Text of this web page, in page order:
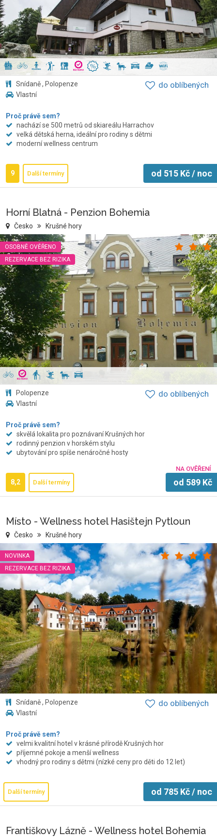
Snídaně , Polopenze
Vlastní
Proč právě sem?
nachází se 500 metrů od skiareálu Harrachov
velká dětská herna, ideální pro rodiny s dětmi
moderní wellness centrum
9 Další termíny od 515 Kč/ noc
do oblíbených
Horní Blatná - Penzion Bohemia
Česko Krušné hory
OSOBNĚ OVĚŘENO
REZERVACE BEZ RIZIKA
Polopenze
Vlastní
Proč právě sem?
skvělá lokalita pro poznávaní Krušných hor
rodinný penzion v horském stylu
ubytování pro spíše nenáročné hosty
NA OVĚŘENÍ
8,2 Další termíny od 589 Kč
do oblíbených
Místo - Wellness hotel Hasištejn Pytloun
Česko Krušné hory
NOVINKA
REZERVACE BEZ RIZIKA
Snídaně , Polopenze
Vlastní
Proč právě sem?
velmi kvalitní hotel v krásné přírodě Krušných hor
příjemné pokoje a menší wellness
vhodný pro rodiny s dětmi (nízké ceny pro děti do 12 let)
Další termíny od 785 Kč/ noc
do oblíbených
Františkovy Lázně - Wellness hotel Bohemia